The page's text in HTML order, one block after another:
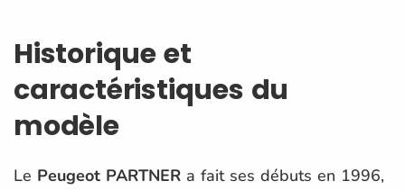
Historique et
caractéristiques du
modèle
Le Peugeot PARTNER a fait ses débuts en 1996,